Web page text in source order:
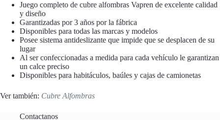
Juego completo de cubre alfombras Vapren de excelente calidad
y diseño
Garantizadas por 3 años por la fábrica
Disponibles para todas las marcas y modelos
Posee sistema antideslizante que impide que se desplacen de su
lugar
Al ser confeccionadas a medida para cada vehículo le garantizan
un calce preciso
Disponibles para habitáculos, baúles y cajas de camionetas
Ver también: Cubre Alfombras
Contactanos